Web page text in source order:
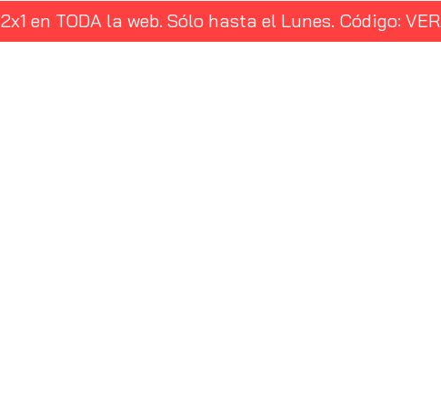
2x1 en TODA la web. Sólo hasta el Lunes. Código: